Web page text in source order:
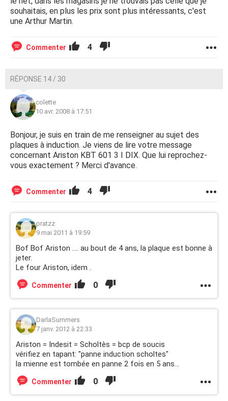
souhaitais, en plus les prix sont plus intéressants, c'est
une Arthur Martin.
Commenter 4
RÉPONSE 14 / 30
colette
10 avr. 2008 à 17:51
Bonjour, je suis en train de me renseigner au sujet des
plaques à induction. Je viens de lire votre message
concernant Ariston KBT 601 3 I DIX. Que lui reprochez-
vous exactement ? Merci d'avance.
Commenter 4
pratzz
9 mai 2011 à 19:59
Bof Bof Ariston .... au bout de 4 ans, la plaque est bonne à
jeter.
Le four Ariston, idem .
Commenter 0
DarlaSummers
7 janv. 2012 à 22:33
Ariston = Indesit = Scholtès = bcp de soucis
vérifiez en tapant: "panne induction scholtes"
la mienne est tombée en panne 2 fois en 5 ans...
Commenter 0